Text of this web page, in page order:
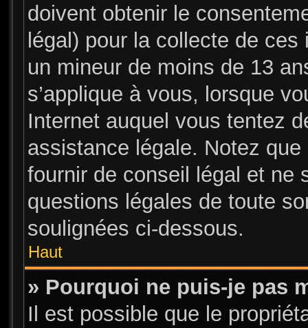
doivent obtenir le
légal) pour la collecte de
un mineur de moins de 13
s’applique à vous, lorsque
Internet auquel vous tentez
assistance légale. Notez
fournir de conseil légal et ne
questions légales de toute
soulignées ci-dessous.
Haut
» Pourquoi ne puis-je pas
Il est possible que le